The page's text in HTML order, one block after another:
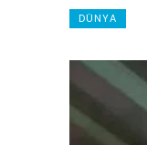
DÜNYA